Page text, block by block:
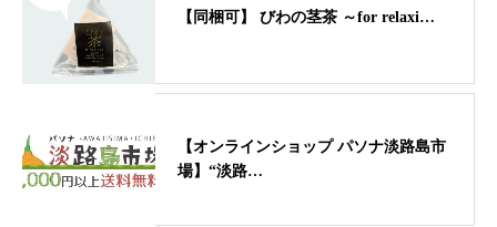
【同梱可】 びわの茎茶 ～for relaxi…
【オンラインショップ パソナ淡路島市
場】“淡路…